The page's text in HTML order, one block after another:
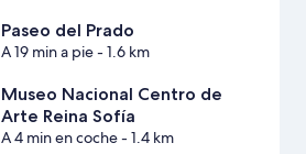
Paseo del Prado
A 19 min a pie- 1.6 km
Museo Nacional Centro de
Arte Reina Sofía
A 4 min en coche- 1.4 km